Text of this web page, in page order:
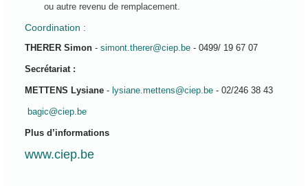
ou autre revenu de remplacement.
Coordination :
THERER Simon -simont.therer@ciep.be - 0499/ 19 67 07
Secrétariat :
METTENS Lysiane - lysiane.mettens@ciep.be - 02/246 38 43
bagic@ciep.be
Plus d’informations
www.ciep.be